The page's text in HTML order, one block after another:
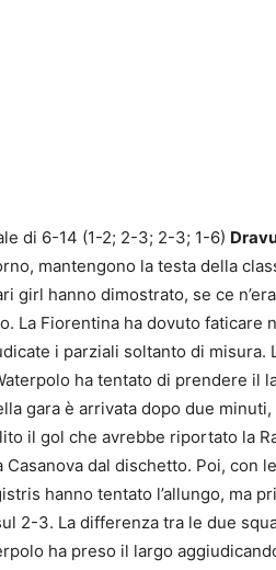
di 6-14 (1-2; 2-3; 2-3; 1-6)
mantengono la testa della
girl hanno dimostrato, se ce
La Fiorentina ha dovuto
i parziali soltanto di misura.
ha tentato di prendere il
gara è arrivata dopo due minuti,
il gol che avrebbe riportato la
Casanova dal dischetto. Poi, con
hanno tentato l’allungo, ma
2-3. La differenza tra le due
ha preso il largo